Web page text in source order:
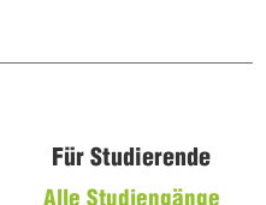
Für Studierende
Alle Studiengänge